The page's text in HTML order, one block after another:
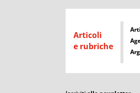
Articoli
e rubriche
I